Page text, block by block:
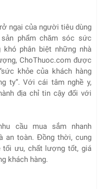
ngại của người tiêu dùng
phẩm chăm sóc sức
phân biệt những nhà
ChoThuoc.com được
khỏe của khách hàng
ty”. Với cái tâm nghề y,
địa chỉ tin cậy đối với
cầu mua sắm nhanh
an toàn. Đồng thời, cung
tối ưu, chất lượng tốt, giá
khách hàng.